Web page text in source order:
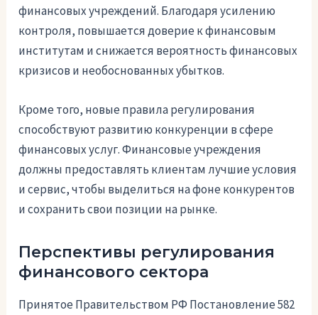
финансовых учреждений. Благодаря усилению
контроля, повышается доверие к финансовым
институтам и снижается вероятность финансовых
кризисов и необоснованных убытков.
Кроме того, новые правила регулирования
способствуют развитию конкуренции в сфере
финансовых услуг. Финансовые учреждения
должны предоставлять клиентам лучшие условия
и сервис, чтобы выделиться на фоне конкурентов
и сохранить свои позиции на рынке.
Перспективы регулирования
финансового сектора
Принятое Правительством РФ Постановление 582